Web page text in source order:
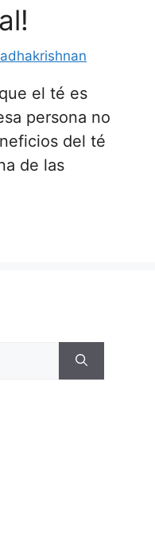
el té es
persona no
del té
de las